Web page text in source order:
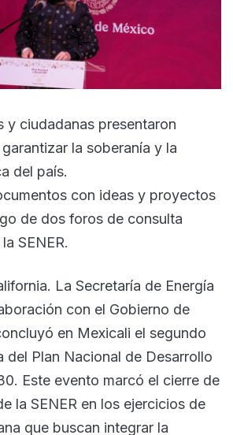
y ciudadanas presentaron
la soberanía y la
del país.
con ideas y proyectos
de dos foros de consulta
SENER.
La Secretaría de Energía
con el Gobierno de
en Mexicali el segundo
del Plan Nacional de Desarrollo
Este evento marcó el cierre de
la SENER en los ejercicios de
que buscan integrar la